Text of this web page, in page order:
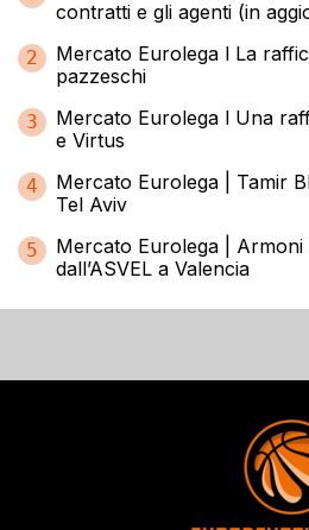
contratti e gli agenti (in
2
Mercato Eurolega l La
pazzeschi
3
Mercato Eurolega l Una
e Virtus
4
Mercato Eurolega | Tamir
Tel Aviv
5
Mercato Eurolega |
dall’ASVEL a Valencia